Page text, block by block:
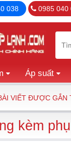
038 0985 040
Áp suất
VIẾT ĐƯỢC GẮN
kèm